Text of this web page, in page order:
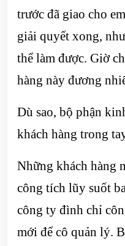
trước đã giao cho
giải quyết xong,
thể làm được. Giờ
hàng này đương
Dù sao, bộ phận
khách hàng trong
Những khách hàng
công tích lũy suốt
công ty đình chỉ
mới để cô quản lý.